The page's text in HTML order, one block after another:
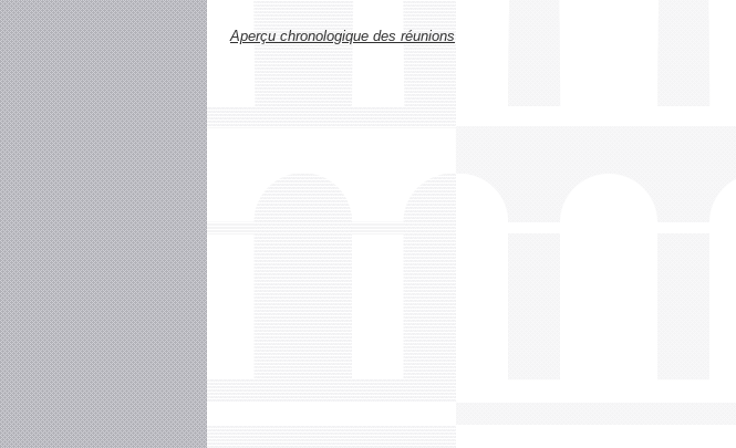
Aperçu chronologique des réunions